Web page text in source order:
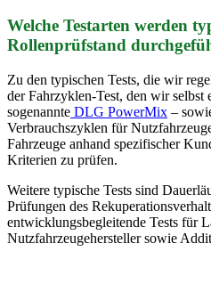
Welche Testarten werden
Rollenprüfstand
Zu den typischen Tests, die wir
der Fahrzyklen-Test, den wir selbst
sogenannte DLG PowerMix –
Verbrauchszyklen für
Fahrzeuge anhand spezifischer
Kriterien zu prüfen.
Weitere typische Tests sind
Prüfungen des
entwicklungsbegleitende Tests für
Nutzfahrzeugehersteller sowie